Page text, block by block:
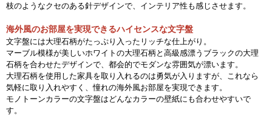
枝のようなクセのある針デザインで、インテリア性も感じさせます。
海外風のお部屋を実現できるハイセンスな文字盤
文字盤には大理石柄がたっぷり入ったリッチな仕上がり。
マーブル模様が美しいホワイトの大理石柄と高級感漂うブラックの大理
石柄を合わせたデザインで、都会的でモダンな雰囲気が漂います。
大理石柄を使用した家具を取り入れるのは勇気が入りますが、これなら
気軽に取り入れやすく、憧れの海外風お部屋を実現できます。
モノトーンカラーの文字盤はどんなカラーの壁紙にも合わせやすいで
す。